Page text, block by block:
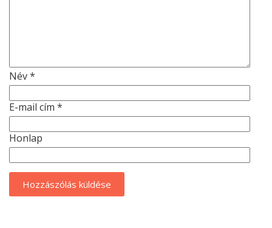
Név*
E-mail cím *
Honlap